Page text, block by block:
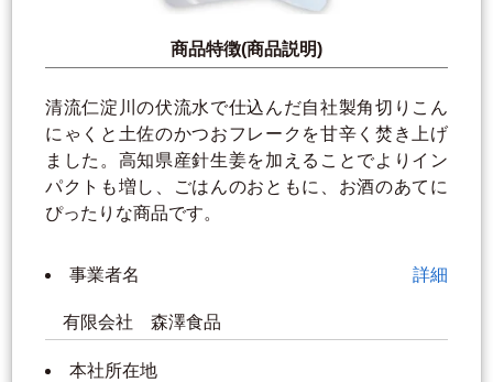
商品特徴(商品説明)
清流仁淀川の伏流水で仕込んだ自社製角切りこん
にゃくと土佐のかつおフレークを甘辛く焚き上げ
ました。高知県産針生姜を加えることでよりイン
パクトも増し、ごはんのおともに、お酒のあてに
ぴったりな商品です。
事業者名 詳細
有限会社 森澤食品
本社所在地